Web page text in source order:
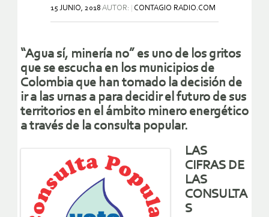
15 JUNIO, 2018 AUTOR: CONTAGIO RADIO.COM
“Agua sí, minería no” es uno de los gritos
que se escucha en los municipios de
Colombia que han tomado la decisión de
ir a las urnas a para decidir el futuro de sus
territorios en el ámbito minero energético
a través de la consulta popular.
LAS
CIFRAS DE
LAS
CONSULTA
S